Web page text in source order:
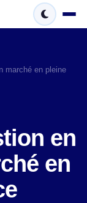
marché en pleine
en
en